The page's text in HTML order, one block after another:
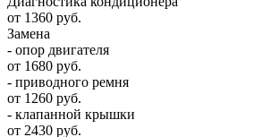
от 1360 руб.
Замена
- опор двигателя
от 1680 руб.
- приводного ремня
от 1260 руб.
- клапанной крышки
от 2430 руб.